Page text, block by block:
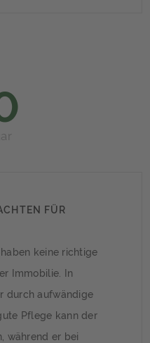
FÜR
keine richtige
Immobilie. In
durch aufwändige
Pflege kann der
während er bei